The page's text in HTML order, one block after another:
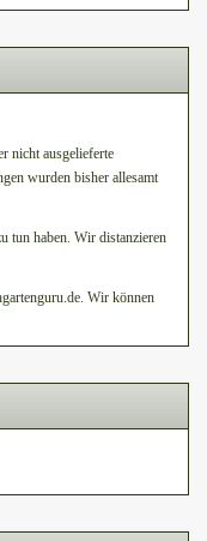
nicht ausgelieferte
wurden bisher allesamt
tun haben. Wir distanzieren
Wir können